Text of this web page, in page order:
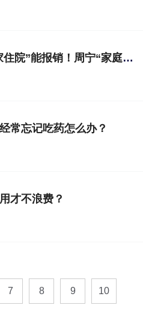
【狮城邻里 · 健康窗】“在家住院”能报销！周宁“家庭病床”太暖了～
常忘记吃药怎么办？
才不浪费？
7 8 9 10